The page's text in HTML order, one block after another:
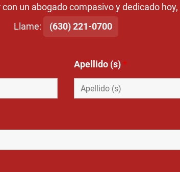
con un abogado compasivo y dedicado hoy,
Llame:
(630) 221-0700
Apellido (s)*